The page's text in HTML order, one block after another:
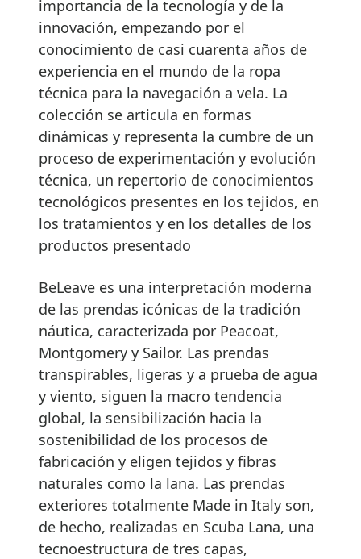
importancia de la tecnología y de la
innovación, empezando por el
conocimiento de casi cuarenta años de
experiencia en el mundo de la ropa
técnica para la navegación a vela. La
colección se articula en formas
dinámicas y representa la cumbre de un
proceso de experimentación y evolución
técnica, un repertorio de conocimientos
tecnológicos presentes en los tejidos, en
los tratamientos y en los detalles de los
productos presentado
BeLeave es una interpretación moderna
de las prendas icónicas de la tradición
náutica, caracterizada por Peacoat,
Montgomery y Sailor. Las prendas
transpirables, ligeras y a prueba de agua
y viento, siguen la macro tendencia
global, la sensibilización hacia la
sostenibilidad de los procesos de
fabricación y eligen tejidos y fibras
naturales como la lana. Las prendas
exteriores totalmente Made in Italy son,
de hecho, realizadas en Scuba Lana, una
tecnoestructura de tres capas,